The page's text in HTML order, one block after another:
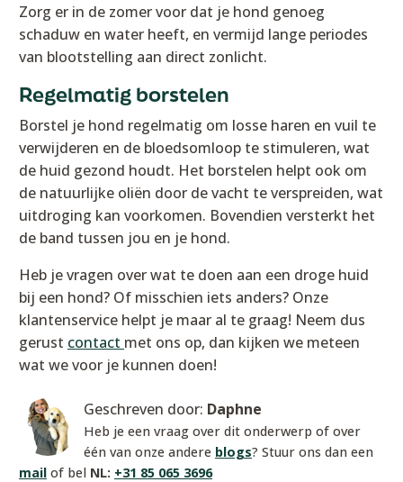
Zorg er in de zomer voor dat je hond genoeg
schaduw en water heeft, en vermijd lange periodes
van blootstelling aan direct zonlicht.
Regelmatig borstelen
Borstel je hond regelmatig om losse haren en vuil te
verwijderen en de bloedsomloop te stimuleren, wat
de huid gezond houdt. Het borstelen helpt ook om
de natuurlijke oliën door de vacht te verspreiden, wat
uitdroging kan voorkomen. Bovendien versterkt het
de band tussen jou en je hond.
Heb je vragen over wat te doen aan een droge huid
bij een hond? Of misschien iets anders? Onze
klantenservice helpt je maar al te graag! Neem dus
gerust contact met ons op, dan kijken we meteen
wat we voor je kunnen doen!
Geschreven door: Daphne
Heb je een vraag over dit onderwerp of over
één van onze andere blogs? Stuur ons dan een
mail of bel NL: +31 85 065 3696